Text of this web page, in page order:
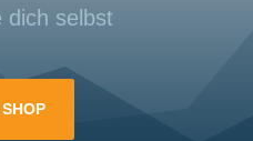
dich selbst